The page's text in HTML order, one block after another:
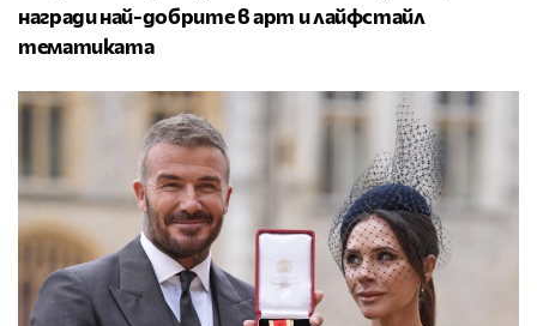
награди най-добрите в арт и лайфстайл
тематиката